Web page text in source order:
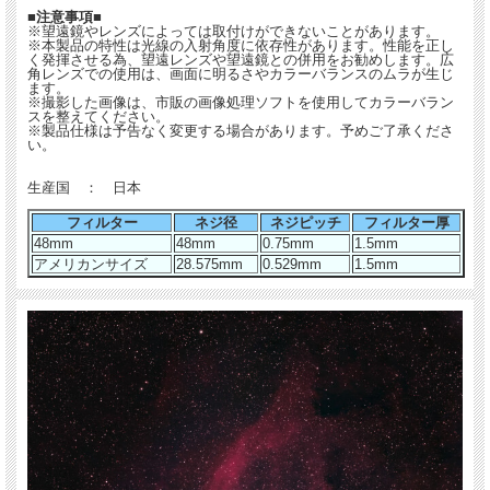
■注意事項■
※望遠鏡やレンズによっては取付けができないことがあります。
※本製品の特性は光線の入射角度に依存性があります。性能を正し
く発揮させる為、望遠レンズや望遠鏡との併用をお勧めします。広
角レンズでの使用は、画面に明るさやカラーバランスのムラが生じ
ます。
※撮影した画像は、市販の画像処理ソフトを使用してカラーバラン
スを整えてください。
※製品仕様は予告なく変更する場合があります。予めご了承くださ
い。
生産国 ： 日本
フィルター ネジ径 ネジピッチ
フィルター厚
48mm
48mm 0.75mm
1.5mm
アメリカンサイズ
28.575mm 0.529mm 1.5mm